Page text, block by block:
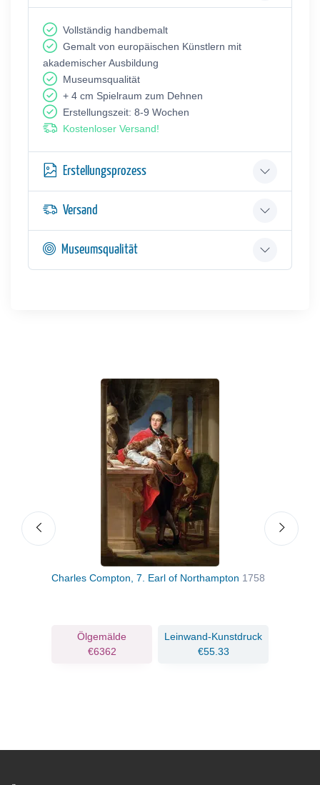
Vollständig handbemalt
Gemalt von europäischen Künstlern mit
akademischer Ausbildung
Museumsqualität
+ 4 cm Spielraum zum Dehnen
Erstellungszeit: 8-9 Wochen
Kostenloser Versand!
Erstellungsprozess
Versand
Museumsqualität
Charles Compton, 7. Earl of Northampton 1758
Ölgemälde
€6362
Leinwand-Kunstdruck
€55.33